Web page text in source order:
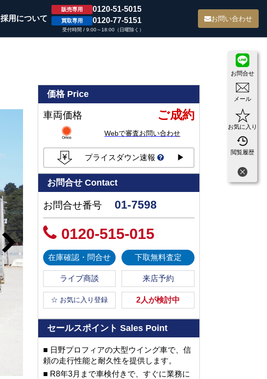
採用について
販売専用 0120-51-5015
買取専用 0120-77-5151
受付時間 / 9:00～18:00（日曜除く）
お問い合わせ
お問合せ
メール
お気に入り
閲覧履歴
価格Price
車両価格 ご成約
Webで審査お問い合わせ
プライスダウン速報 ▶
お問合せ Contact
お問合せ番号 01-7598
0120-515-015
在庫確認・問合せ 下取無料査定
ライブ商談 来店予約
☆ お気に入り登録 2人が検討中
セールスポイント Sales Point
■ 日野プロフィアの大型ウイング車で、信
頼の走行性能と耐久性を提供します。
■ R8年3月まで車検付きで、すぐに業務に